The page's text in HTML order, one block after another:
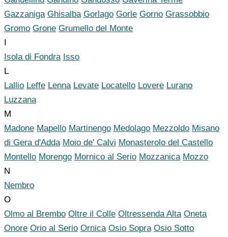
Gazzaniga Ghisalba Gorlago Gorle Gorno Grassobbio
Gromo Grone Grumello del Monte
I
Isola di Fondra Isso
L
Lallio Leffe Lenna Levate Locatello Lovere Lurano
Luzzana
M
Madone Mapello Martinengo Medolago Mezzoldo Misano
di Gera d'Adda Moio de' Calvi Monasterolo del Castello
Montello Morengo Mornico al Serio Mozzanica Mozzo
N
Nembro
O
Olmo al Brembo Oltre il Colle Oltressenda Alta Oneta
Onore Orio al Serio Ornica Osio Sopra Osio Sotto